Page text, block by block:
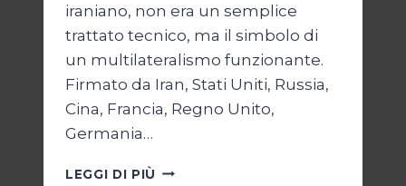
iraniano, non era un semplice
trattato tecnico, ma il simbolo di
un multilateralismo funzionante.
Firmato da Iran, Stati Uniti, Russia,
Cina, Francia, Regno Unito,
Germania…
LEGGI DI PIÙ JCPOA,